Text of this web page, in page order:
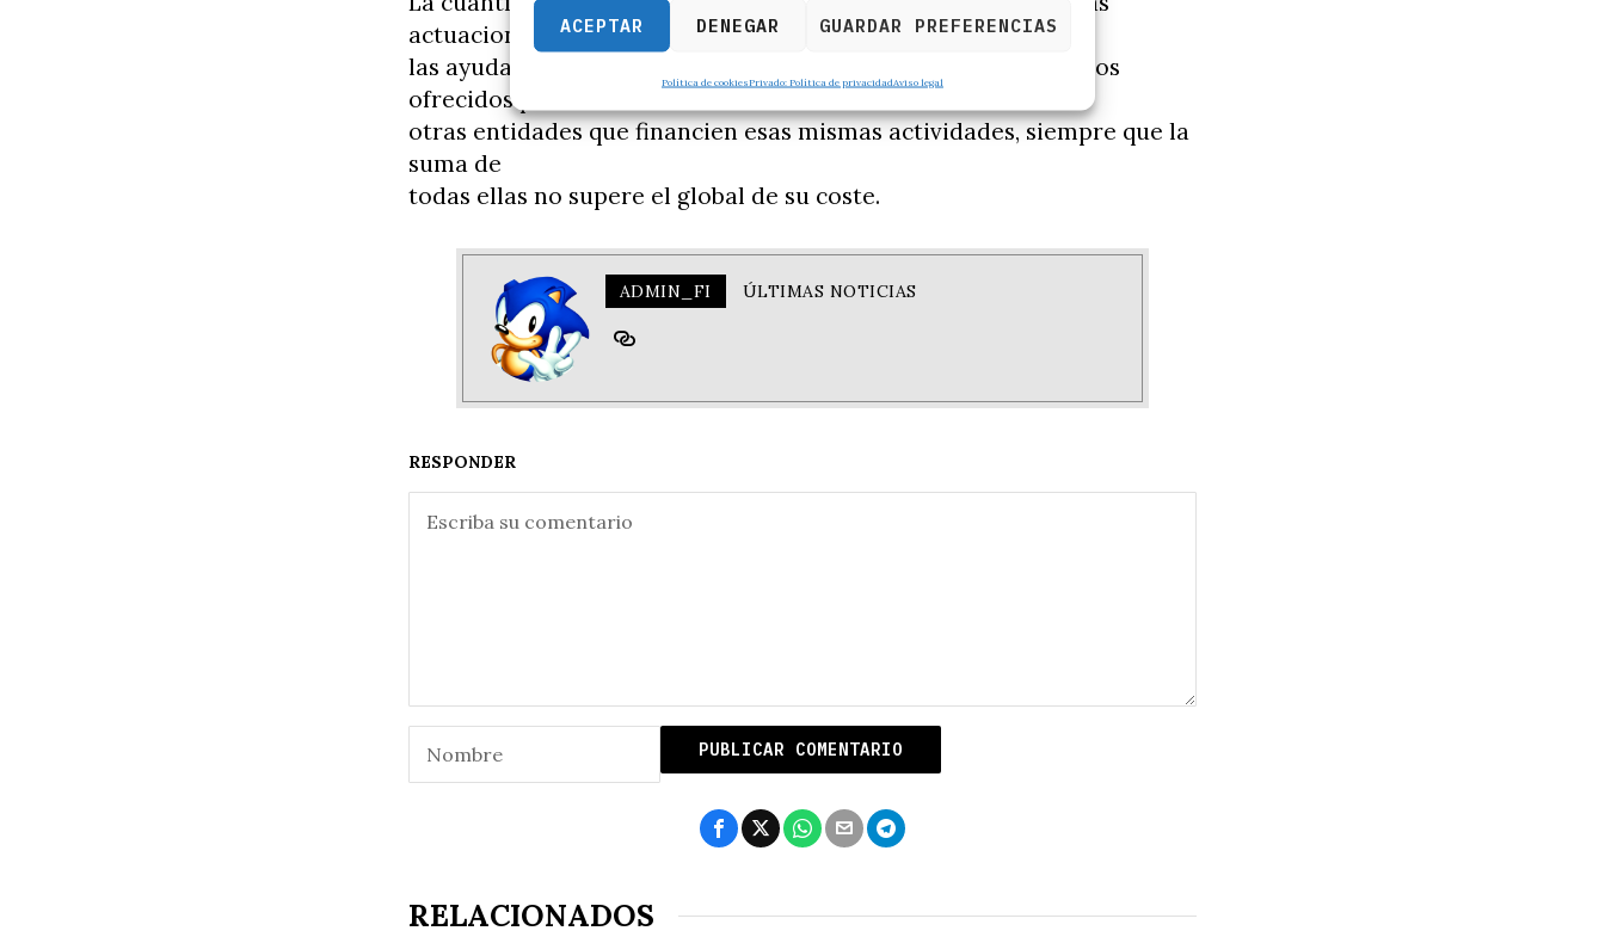
ACEPTAR DENEGAR GUARDAR PREFERENCIAS
Política de cookiesPrivado: Política de privacidadAviso legal
actuaciones y
las ayudas serán compatibles con otras subvenciones o ingresos
ofrecidos por
otras entidades que financien esas mismas actividades, siempre que la
suma de
todas ellas no supere el global de su coste.
ADMIN_FI ÚLTIMAS NOTICIAS
RESPONDER
RELACIONADOS